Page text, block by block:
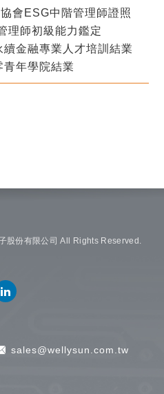
會ESG中階管理師證照
理師初級能力鑑定
金融專業人才培訓結業
青年學院結業
sales@wellysun.com.tw
股份有限公司 All Rights Reserved.